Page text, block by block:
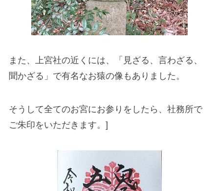
また、上宮社の近くには、「見ざる、言わざる、
聞かざる」で有名なお猿の像もありました。
そうして全てのお宮にお参りをしたら、社務所で
ご朱印をいただきます。]